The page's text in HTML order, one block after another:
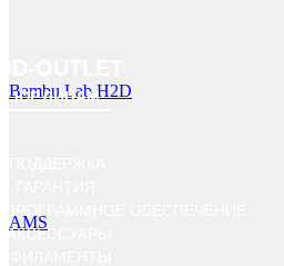
ЮР.ЛИЦАМ
АКСЕССУАРЫ
Bambu Lab H2D
AMS